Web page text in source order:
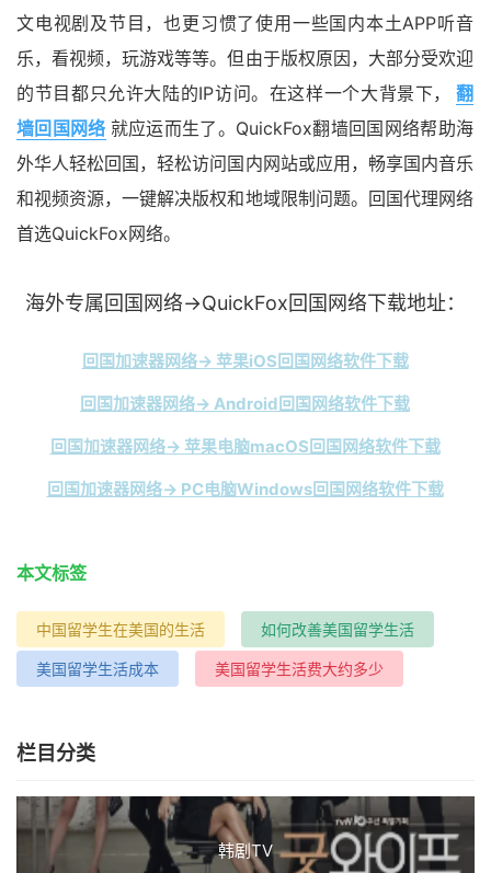
文电视剧及节目，也更习惯了使用一些国内本土APP听音
乐，看视频，玩游戏等等。但由于版权原因，大部分受欢迎
的节目都只允许大陆的IP访问。在这样一个大背景下，
翻
墙回国网络 就应运而生了。QuickFox翻墙回国网络帮助海
外华人轻松回国，轻松访问国内网站或应用，畅享国内音乐
和视频资源，一键解决版权和地域限制问题。回国代理网络
首选QuickFox网络。
海外专属回国网络→QuickFox回国网络下载地址：
回国加速器网络→ 苹果iOS回国网络软件下载
回国加速器网络→ Android回国网络软件下载
回国加速器网络→ 苹果电脑macOS回国网络软件下载
回国加速器网络→ PC电脑Windows回国网络软件下载
本文标签
中国留学生在美国的生活 如何改善美国留学生活
美国留学生活成本 美国留学生活费大约多少
栏目分类
韩剧TV